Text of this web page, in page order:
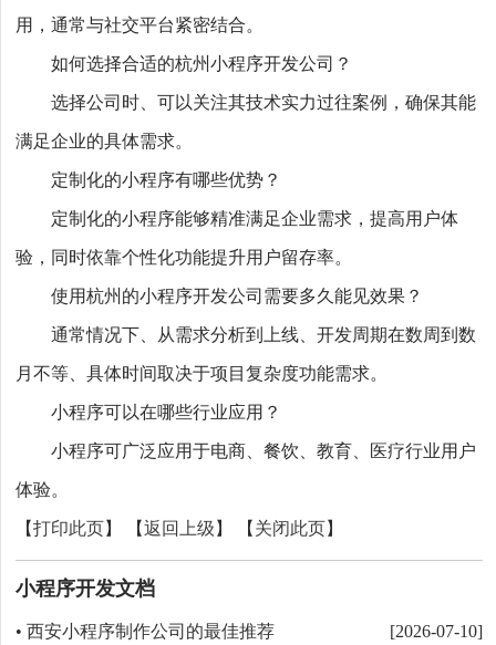
用，通常与社交平台紧密结合。
如何选择合适的杭州小程序开发公司？
选择公司时、可以关注其技术实力过往案例，确保其能
满足企业的具体需求。
定制化的小程序有哪些优势？
定制化的小程序能够精准满足企业需求，提高用户体
验，同时依靠个性化功能提升用户留存率。
使用杭州的小程序开发公司需要多久能见效果？
通常情况下、从需求分析到上线、开发周期在数周到数
月不等、具体时间取决于项目复杂度功能需求。
小程序可以在哪些行业应用？
小程序可广泛应用于电商、餐饮、教育、医疗行业用户
体验。
【打印此页 】 【返回上级 】 【 关闭此页 】
小程序开发文档
[2026-07-10]
• 西安小程序制作公司的最佳推荐